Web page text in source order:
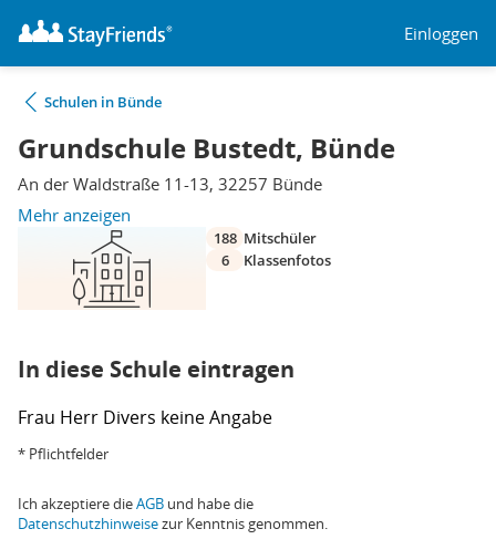
Einloggen
Schulen in Bünde
Grundschule Bustedt, Bünde
An der Waldstraße 11-13, 32257 Bünde
Mehr anzeigen
188 Mitschüler
6
Klassenfotos
In diese Schule eintragen
Frau Herr Divers keine Angabe
* Pflichtfelder
Ich akzeptiere dieAGB und habe die
Datenschutzhinweisezur Kenntnis genommen.